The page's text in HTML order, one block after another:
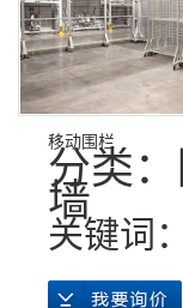
移动围栏
分类：
墙
关键词：